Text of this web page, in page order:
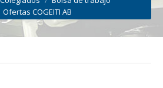
Ofertas COGEITI AB